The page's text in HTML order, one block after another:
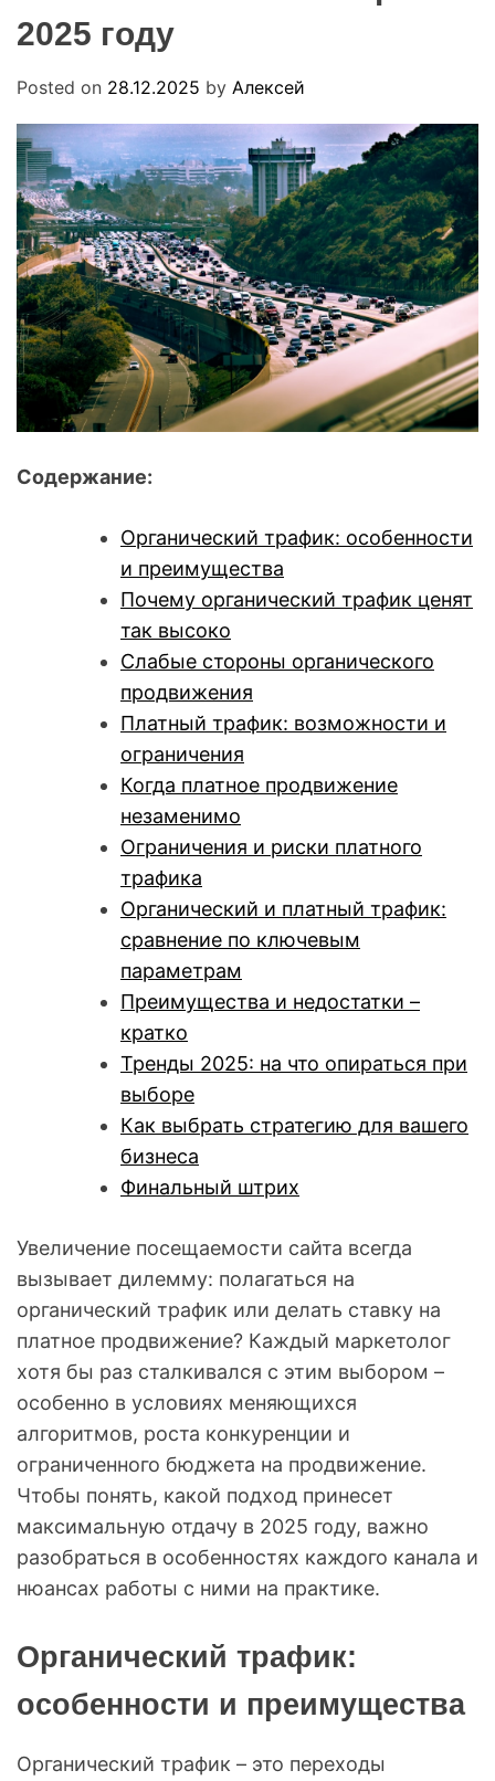
2025 году
Posted on 28.12.2025 by Алексей
Содержание:
Органический трафик: особенности
и преимущества
Почему органический трафик ценят
так высоко
Слабые стороны органического
продвижения
Платный трафик: возможности и
ограничения
Когда платное продвижение
незаменимо
Ограничения и риски платного
трафика
Органический и платный трафик:
сравнение по ключевым
параметрам
Преимущества и недостатки –
кратко
Тренды 2025: на что опираться при
выборе
Как выбрать стратегию для вашего
бизнеса
Финальный штрих
Увеличение посещаемости сайта всегда
вызывает дилемму: полагаться на
органический трафик или делать ставку на
платное продвижение? Каждый маркетолог
хотя бы раз сталкивался с этим выбором –
особенно в условиях меняющихся
алгоритмов, роста конкуренции и
ограниченного бюджета на продвижение.
Чтобы понять, какой подход принесет
максимальную отдачу в 2025 году, важно
разобраться в особенностях каждого канала и
нюансах работы с ними на практике.
Органический трафик:
особенности и преимущества
Органический трафик – это переходы